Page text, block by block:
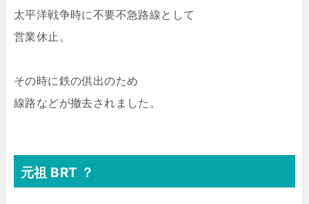
太平洋戦争時に不要不急路線として
営業休止。
その時に鉄の供出のため
線路などが撤去されました。
元祖 BRT ？